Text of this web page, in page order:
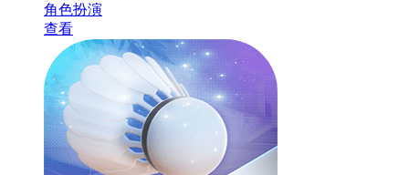
角色扮演
查看